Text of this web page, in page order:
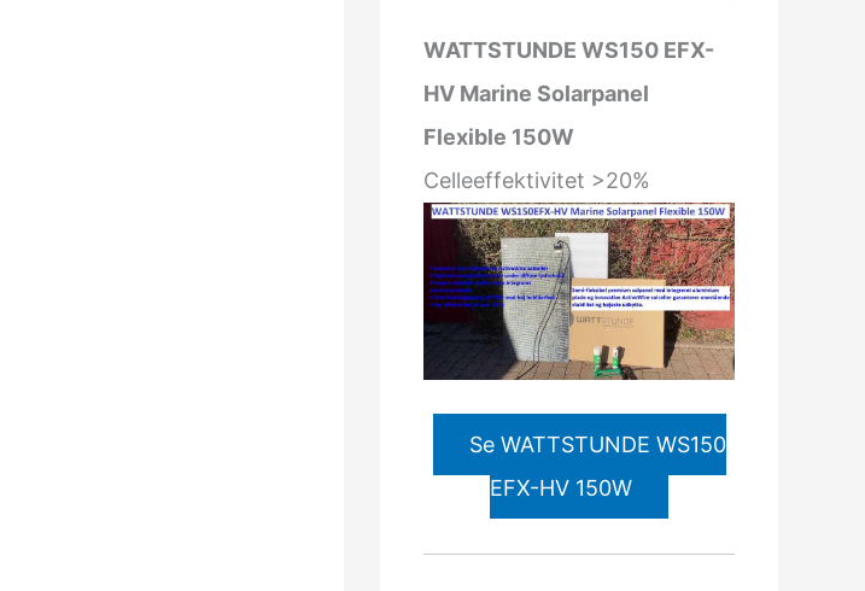
WATTSTUNDE WS150 EFX-
HV Marine Solarpanel
Flexible 150W
Celleeffektivitet >20%
Se WATTSTUNDE WS150
EFX-HV 150W